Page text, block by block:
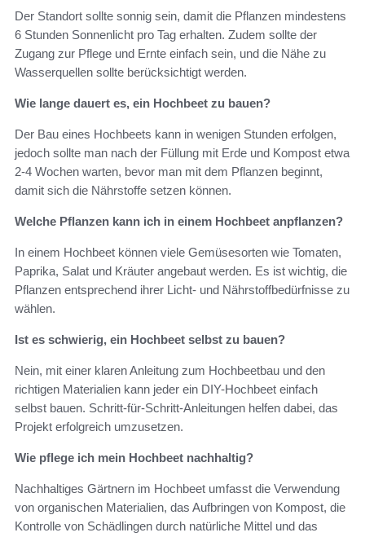
Der Standort sollte sonnig sein, damit die Pflanzen mindestens
6 Stunden Sonnenlicht pro Tag erhalten. Zudem sollte der
Zugang zur Pflege und Ernte einfach sein, und die Nähe zu
Wasserquellen sollte berücksichtigt werden.
Wie lange dauert es, ein Hochbeet zu bauen?
Der Bau eines Hochbeets kann in wenigen Stunden erfolgen,
jedoch sollte man nach der Füllung mit Erde und Kompost etwa
2-4 Wochen warten, bevor man mit dem Pflanzen beginnt,
damit sich die Nährstoffe setzen können.
Welche Pflanzen kann ich in einem Hochbeet anpflanzen?
In einem Hochbeet können viele Gemüsesorten wie Tomaten,
Paprika, Salat und Kräuter angebaut werden. Es ist wichtig, die
Pflanzen entsprechend ihrer Licht- und Nährstoffbedürfnisse zu
wählen.
Ist es schwierig, ein Hochbeet selbst zu bauen?
Nein, mit einer klaren Anleitung zum Hochbeetbau und den
richtigen Materialien kann jeder ein DIY-Hochbeet einfach
selbst bauen. Schritt-für-Schritt-Anleitungen helfen dabei, das
Projekt erfolgreich umzusetzen.
Wie pflege ich mein Hochbeet nachhaltig?
Nachhaltiges Gärtnern im Hochbeet umfasst die Verwendung
von organischen Materialien, das Aufbringen von Kompost, die
Kontrolle von Schädlingen durch natürliche Mittel und das